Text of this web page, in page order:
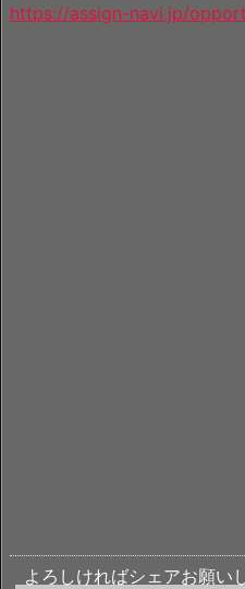
https://assign-navi.jp/
よろしければシェアお願い